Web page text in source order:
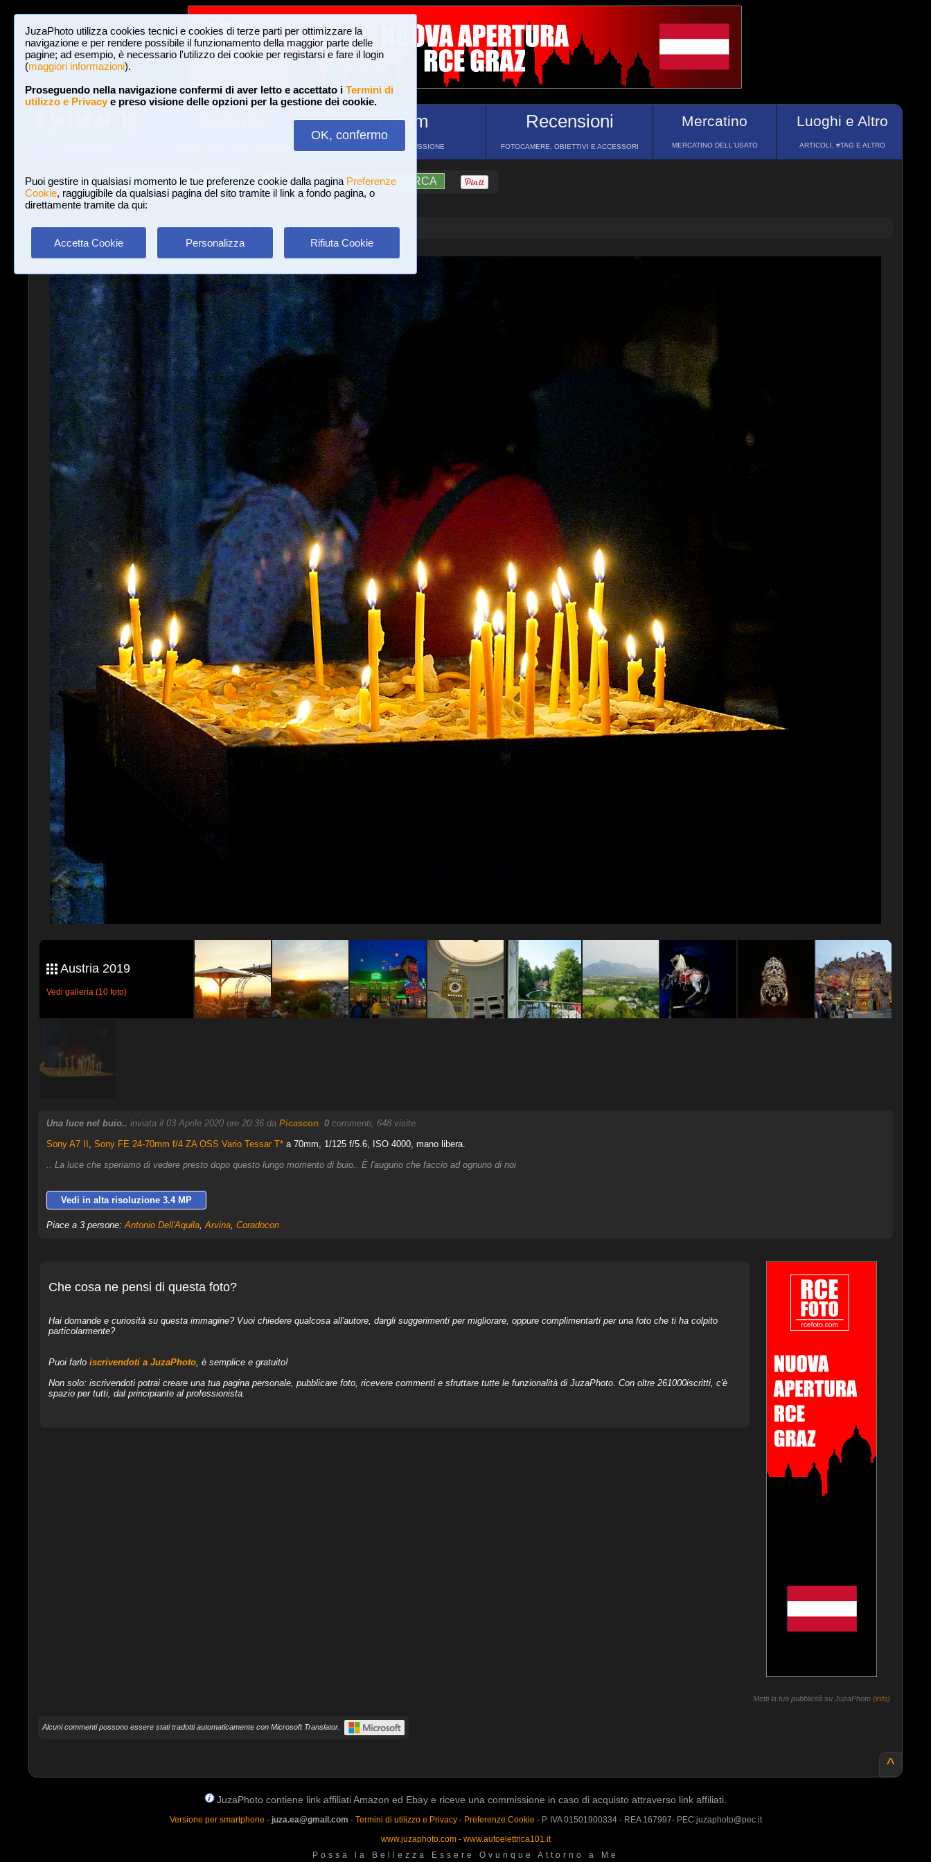
JuzaPhoto utilizza cookies tecnici e cookies di terze parti per ottimizzare la
navigazione e per rendere possibile il funzionamento della maggior parte delle
pagine; ad esempio, è necessario l'utilizzo dei cookie per registarsi e fare il login
(maggiori informazioni).
Proseguendo nella navigazione confermi di aver letto e accettato i Termini di
utilizzo e Privacye preso visione delle opzioni per la gestione dei cookie.
OK, confermo
Puoi gestire in qualsiasi momento le tue preferenze cookie dalla pagina Preferenze
Cookie, raggiugibile da qualsiasi pagina del sito tramite il link a fondo pagina, o
direttamente tramite da qui:
Accetta Cookie Personalizza Rifiuta Cookie
Forum
FORUM DI DISCUSSIONE
Recensioni
FOTOCAMERE, OBIETTIVI E ACCESSORI
Mercatino
MERCATINO DELL'USATO
Luoghi e Altro
ARTICOLI, #TAG E ALTRO
Login Iscriviti a JuzaPhoto! A A ?AIUTO RICERCA
Gallerie»Paesaggio con elementi umani» Una luce nel buio..
Austria 2019
Vedi galleria (10 foto)
Una luce nel buio.. inviata il 03 Aprile 2020 ore 20:36 da Picascon. 0commenti, 648 visite.
Sony A7 II , Sony FE 24-70mm f/4 ZA OSS Vario Tessar T*a 70mm, 1/125 f/5.6, ISO 4000, mano libera.
.. La luce che speriamo di vedere presto dopo questo lungo momento di buio.. È l'augurio che faccio ad ognuno di noi
Vedi in alta risoluzione 3.4 MP
Piace a 3 persone:Antonio Dell'Aquila,Arvina, Coradocon
Che cosa ne pensi di questa foto?
Hai domande e curiosità su questa immagine? Vuoi chiedere qualcosa all'autore, dargli suggerimenti per migliorare, oppure complimentarti per una foto che ti ha colpito
particolarmente?
Puoi farlo iscrivendoti a JuzaPhoto, è semplice e gratuito!
Non solo: iscrivendoti potrai creare una tua pagina personale, pubblicare foto, ricevere commenti e sfruttare tutte le funzionalità di JuzaPhoto. Con oltre 261000iscritti, c'è
spazio per tutti, dal principiante al professionista.
Metti la tua pubblicità su JuzaPhoto (info)
Alcuni commenti possono essere stati tradotti automaticamente con Microsoft Translator.
^
JuzaPhoto contiene link affiliati Amazon ed Ebay e riceve una commissione in caso di acquisto attraverso link affiliati.
Versione per smartphone - juza.ea@gmail.com - Termini di utilizzo e Privacy- Preferenze Cookie - P. IVA 01501900334 - REA 167997- PEC juzaphoto@pec.it
www.juzaphoto.com- www.autoelettrica101.it
Possa la Bellezza Essere Ovunque Attorno a Me